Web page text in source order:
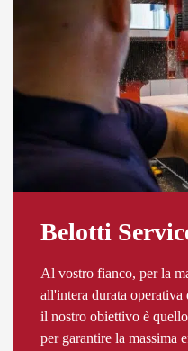
Belotti
Al vostro fianco, per la
all'intera durata
il nostro obiettivo è
per garantire la massima